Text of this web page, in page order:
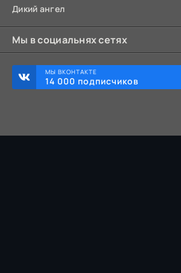
Дикий ангел
Мы в социальнях сетях
МЫ ВКОНТАКТЕ
14 000 подписчиков